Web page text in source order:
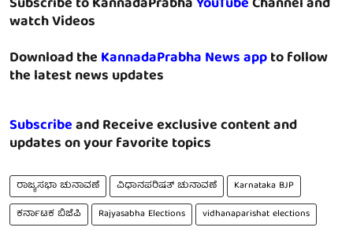
watch Videos
Download theKannadaPrabha News appto follow
the latest news updates
Subscribeand Receive exclusive content and
updates on your favorite topics
ರಾಜ್ಯಸಭಾ ಚುನಾವಣೆ ವಿಧಾನಪರಿಷತ್ ಚುನಾವಣೆ
Karnataka BJP
ಕರ್ನಾಟಕ ಬಿಜೆಪಿ
Rajyasabha Elections vidhanaparishat elections